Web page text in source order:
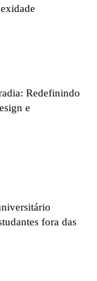
Redefinindo
e
fora das